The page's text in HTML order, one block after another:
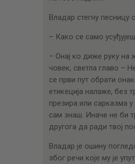
Владар стегну песницу
– Како се само
– Онај ко диже руку на
човек, светла главо –
се први пут обрати
етикеција налаже, без
презира или сарказма у
сам знаш. Иначе не би
другога да ради твој
Владар је ошину
због речи које му је